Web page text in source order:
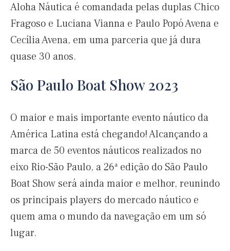
Aloha Náutica é comandada pelas duplas Chico
Fragoso e Luciana Vianna e Paulo Popó Avena e
Cecília Avena, em uma parceria que já dura
quase 30 anos.
São Paulo Boat Show 2023
O maior e mais importante evento náutico da
América Latina está chegando! Alcançando a
marca de 50 eventos náuticos realizados no
eixo Rio-São Paulo, a 26ª edição do São Paulo
Boat Show será ainda maior e melhor, reunindo
os principais players do mercado náutico e
quem ama o mundo da navegação em um só
lugar.